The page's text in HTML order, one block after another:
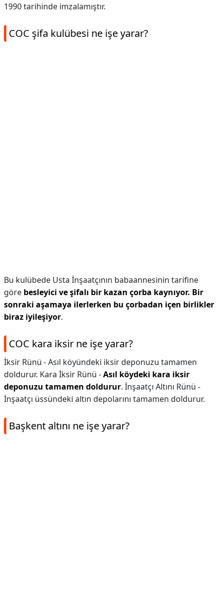
1990 tarihinde imzalamıştır.
COC şifa kulübesi ne işe yarar?
Bu kulübede Usta İnşaatçının babaannesinin tarifine
göre besleyici ve şifalı bir kazan çorba kaynıyor. Bir
sonraki aşamaya ilerlerken bu çorbadan içen birlikler
biraz iyileşiyor.
COC kara iksir ne işe yarar?
İksir Rünü - Asıl köyündeki iksir deponuzu tamamen
doldurur. Kara İksir Rünü -Asıl köydeki kara iksir
deponuzu tamamen doldurur. İnşaatçı Altını Rünü -
İnşaatçı üssündeki altın depolarını tamamen doldurur.
Başkent altını ne işe yarar?